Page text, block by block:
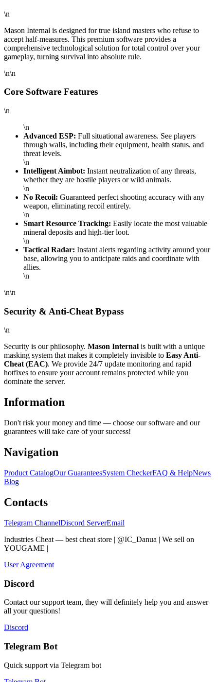
\n
Mason Internal is designed for true island masters who refuse to
accept half-measures. This premium software provides a
comprehensive technological solution for total control over your
gameplay, turning survival into absolute rule.
\n\n
Core Software Features
\n
\n
Advanced ESP: Full situational awareness. See players
through walls, including their equipment, health status, and
threat levels.
\n
Intelligent Aimbot: Instant neutralization of any threats,
whether they are hostile players or wild animals.
\n
No Recoil: Guaranteed perfect shooting accuracy with any
weapon, eliminating recoil entirely.
\n
Smart Resource Tracking: Easily locate the most valuable
mineral deposits and high-tier loot.
\n
Tactical Radar: Instant alerts regarding activity around your
base, allowing you to anticipate raids and coordinate with
allies.
\n
\n\n
Security & Anti-Cheat Bypass
\n
Security is our philosophy. Mason Internal is built with a unique
masking system that makes it completely invisible to Easy Anti-
Cheat (EAC). We provide 24/7 update monitoring and rapid
hotfixes to ensure your account remains protected while you
dominate the server.
Information
Don't risk your money and time — choose our software and our
guarantees will take care of your success!
Navigation
Product CatalogOur GuaranteesSystem CheckerFAQ & HelpNews
Blog
Contacts
Telegram ChannelDiscord ServerEmail
Industries Cheat — best cheat store | @IC_Danua | We sell on
YOUGAME |
User Agreement
Discord
Contact our support team, they will definitely help you and answer
all your questions!
Discord
Telegram Bot
Quick support via Telegram bot